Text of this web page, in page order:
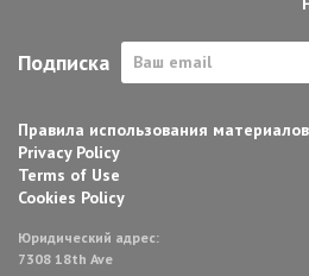
Подписка
Правила использования материалов
Privacy Policy
Terms of Use
Cookies Policy
Юридический адрес:
7308 18th Ave